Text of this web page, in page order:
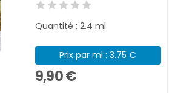
Quantité : 2.4 ml
Prix par ml : 3.75 €
9,90 €